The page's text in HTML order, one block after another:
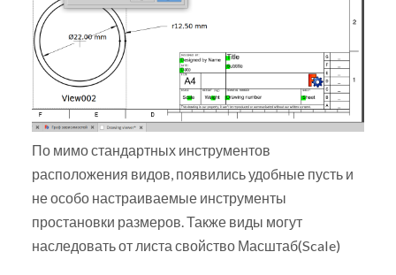
По мимо стандартных инструментов
расположения видов, появились удобные пусть и
не особо настраиваемые инструменты
простановки размеров. Также виды могут
наследовать от листа свойство Масштаб(Scale)